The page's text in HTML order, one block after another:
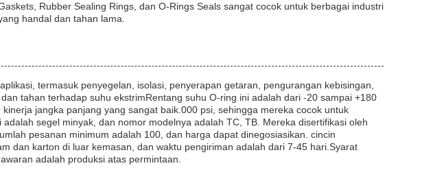
Rubber Sealing Rings, dan O-Rings Seals sangat cocok untuk berbagai industri
handal dan tahan lama.
termasuk penyegelan, isolasi, penyerapan getaran, pengurangan kebisingan,
tahan terhadap suhu ekstrimRentang suhu O-ring ini adalah dari -20 sampai +180
jangka panjang yang sangat baik.000 psi, sehingga mereka cocok untuk
segel minyak, dan nomor modelnya adalah TC, TB. Mereka disertifikasi oleh
pesanan minimum adalah 100, dan harga dapat dinegosiasikan. cincin
dan karton di luar kemasan, dan waktu pengiriman adalah dari 7-45 hari.Syarat
adalah produksi atas permintaan.